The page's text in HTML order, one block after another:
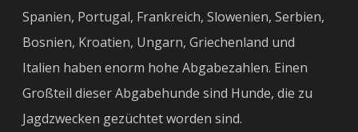
Spanien, Portugal, Frankreich, Slowenien, Serbien,
Bosnien, Kroatien, Ungarn, Griechenland und
Italien haben enorm hohe Abgabezahlen. Einen
Großteil dieser Abgabehunde sind Hunde, die zu
Jagdzwecken gezüchtet worden sind.